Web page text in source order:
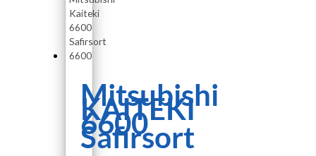
Mitsubishi
KAITEKI
6600
Safirsort